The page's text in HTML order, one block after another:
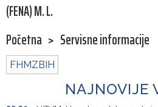
(FENA) M. L.
Početna > Servisne informacije
FHMZBIH
NAJNOVIJE